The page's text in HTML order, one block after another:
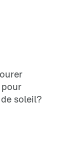
soleil?